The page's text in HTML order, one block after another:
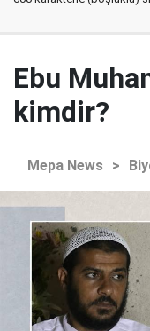
Ebu
kimdir?
Mepa News >